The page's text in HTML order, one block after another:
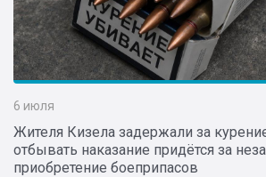
6 июля
Жителя Кизела задержали за
отбывать наказание придётся за
приобретение боеприпасов